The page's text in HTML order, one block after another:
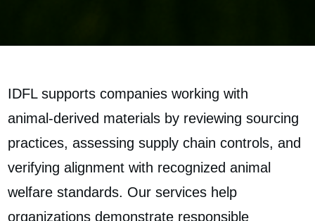
IDFL supports companies working with
animal‑derived materials by reviewing sourcing
practices, assessing supply chain controls, and
verifying alignment with recognized animal
welfare standards. Our services help
organizations demonstrate responsible